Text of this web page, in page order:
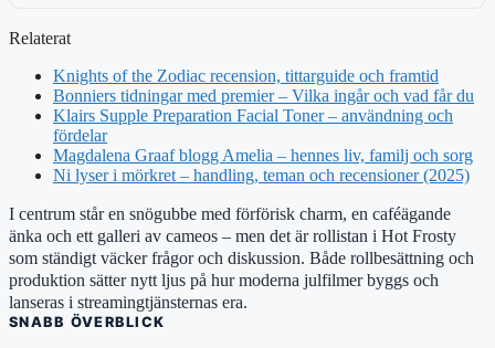
Relaterat
Knights of the Zodiac recension, tittarguide och framtid
Bonniers tidningar med premier – Vilka ingår och vad får du
Klairs Supple Preparation Facial Toner – användning och
fördelar
Magdalena Graaf blogg Amelia – hennes liv, familj och sorg
Ni lyser i mörkret – handling, teman och recensioner (2025)
I centrum står en snögubbe med förförisk charm, en caféägande
änka och ett galleri av cameos – men det är rollistan i Hot Frosty
som ständigt väcker frågor och diskussion. Både rollbesättning och
produktion sätter nytt ljus på hur moderna julfilmer byggs och
lanseras i streamingtjänsternas era.
SNABB ÖVERBLICK